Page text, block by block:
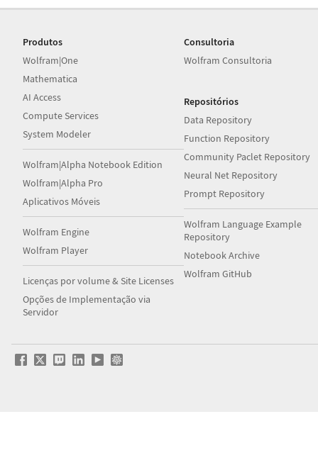
Produtos
Wolfram|One
Mathematica
AI Access
Compute Services
System Modeler
Wolfram|Alpha Notebook Edition
Wolfram|Alpha Pro
Aplicativos Móveis
Wolfram Engine
Wolfram Player
Licenças por volume & Site Licenses
Opções de Implementação via
Servidor
Consultoria
Wolfram Consultoria
Repositórios
Data Repository
Function Repository
Community Paclet Repository
Neural Net Repository
Prompt Repository
Wolfram Language Example
Repository
Notebook Archive
Wolfram GitHub